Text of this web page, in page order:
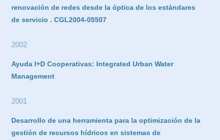
renovación de redes desde la óptica de los estándares
de servicio . CGL2004-05507
2002
Ayuda I+D Cooperativas: Integrated Urban Water
Management
2001
Desarrollo de una herramienta para la optimización de la
gestión de recursos hídricos en sistemas de